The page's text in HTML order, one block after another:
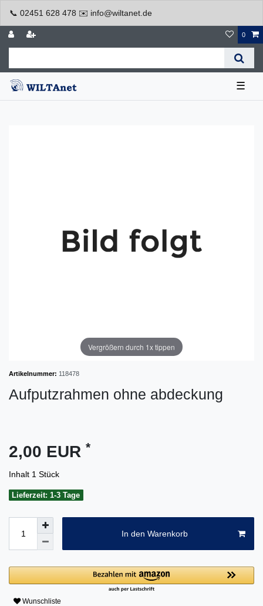
📞 02451 628 478 ✉️ info@wiltanet.de
0
☰
Vergrößern durch 1x tippen
Artikelnummer: 118478
Aufputzrahmen ohne abdeckung
2,00 EUR *
Inhalt 1 Stück
Lieferzeit: 1-3 Tage
In den Warenkorb
Wunschliste